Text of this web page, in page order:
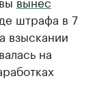
штрафа в 7
взыскании
на